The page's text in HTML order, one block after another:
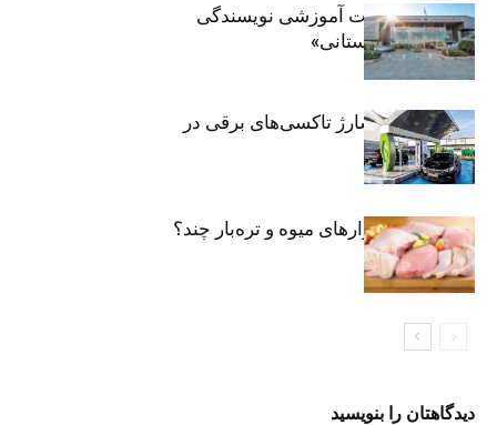
برگزاری جلسات آموزشی نویسندگی
«زندگی‌نامه داستانی»
توسعه شبکه شارژ تاکسی‌های برقی در
پایتخت
مرغ تازه در بازارهای میوه و تره‌بار چند؟
دیدگاهتان را بنویسید